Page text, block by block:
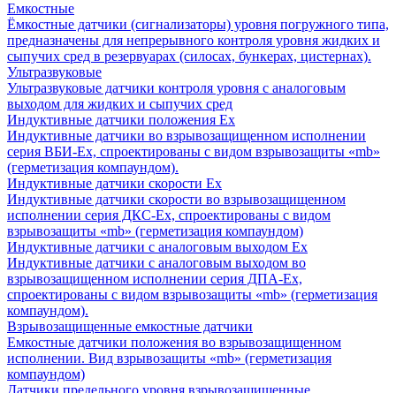
Емкостные
Ёмкостные датчики (сигнализаторы) уровня погружного типа,
предназначены для непрерывного контроля уровня жидких и
сыпучих сред в резервуарах (силосах, бункерах, цистернах).
Ультразвуковые
Ультразвуковые датчики контроля уровня с аналоговым
выходом для жидких и сыпучих сред
Индуктивные датчики положения Ех
Индуктивные датчики во взрывозащищенном исполнении
серия ВБИ-Ех, спроектированы с видом взрывозащиты «mb»
(герметизация компаундом).
Индуктивные датчики скорости Ех
Индуктивные датчики скорости во взрывозащищенном
исполнении серия ДКС-Ех, спроектированы с видом
взрывозащиты «mb» (герметизация компаундом)
Индуктивные датчики с аналоговым выходом Ех
Индуктивные датчики с аналоговым выходом во
взрывозащищенном исполнении серия ДПА-Ех,
спроектированы с видом взрывозащиты «mb» (герметизация
компаундом).
Взрывозащищенные емкостные датчики
Емкостные датчики положения во взрывозащищенном
исполнении. Вид взрывозащиты «mb» (герметизация
компаундом)